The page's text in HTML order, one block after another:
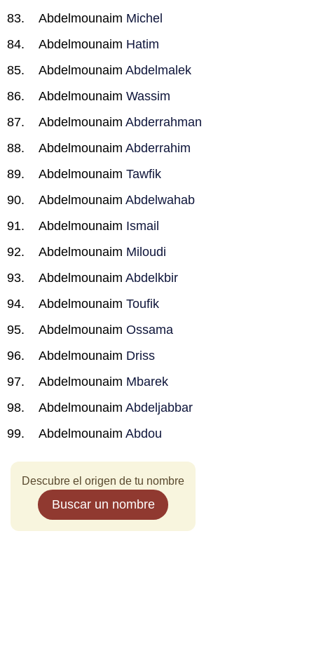
Abdelmounaim Michel
Abdelmounaim Hatim
Abdelmounaim Abdelmalek
Abdelmounaim Wassim
Abdelmounaim Abderrahman
Abdelmounaim Abderrahim
Abdelmounaim Tawfik
Abdelmounaim Abdelwahab
Abdelmounaim Ismail
Abdelmounaim Miloudi
Abdelmounaim Abdelkbir
Abdelmounaim Toufik
Abdelmounaim Ossama
Abdelmounaim Driss
Abdelmounaim Mbarek
Abdelmounaim Abdeljabbar
Abdelmounaim Abdou
Descubre el origen de tu nombre
Buscar un nombre